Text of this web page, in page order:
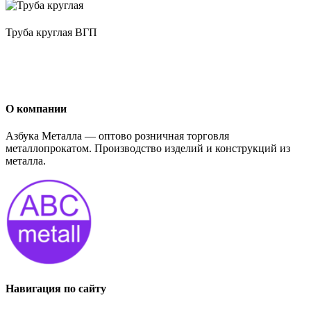
Труба круглая ВГП
О компании
Азбука Металла — оптово розничная торговля
металлопрокатом. Производство изделий и конструкций из
металла.
Навигация по сайту